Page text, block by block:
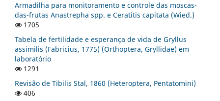
Armadilha para monitoramento e controle das moscas-
das-frutas Anastrepha spp. e Ceratitis capitata (Wied.)
1705
Tabela de fertilidade e esperança de vida de Gryllus
assimilis (Fabricius, 1775) (Orthoptera, Gryllidae) em
laboratório
1291
Revisão de Tibilis Stal, 1860 (Heteroptera, Pentatomini)
406